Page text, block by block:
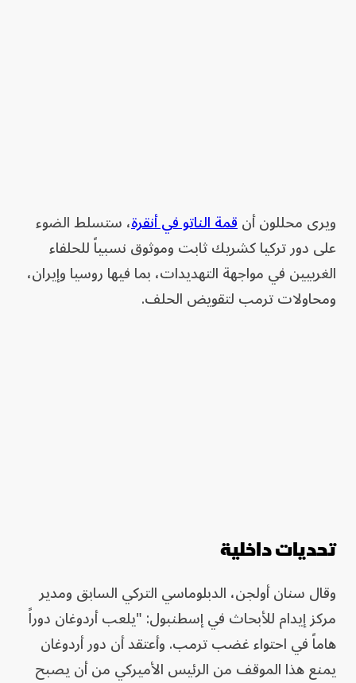
ويرى محللون أنقمة الناتو في أنقرة، ستسلط الضوء
على دور تركيا كشريك ثابت وموثوق نسبياً للحلفاء
الغربيين في مواجهة التهديدات، بما فيها روسيا وإيران،
ومحاولات ترمب لتقويض الحلف.
تحديات داخلية
وقال سنان أولجن، الدبلوماسي التركي السابق ومدير
مركز إيدام للأبحاث في إسطنبول: "يلعب أردوغان دوراً
هاماً في احتواء غضب ترمب. وأعتقد أن دور أردوغان
يمنع هذا الموقف من الرئيس الأميركي من أن يصبح